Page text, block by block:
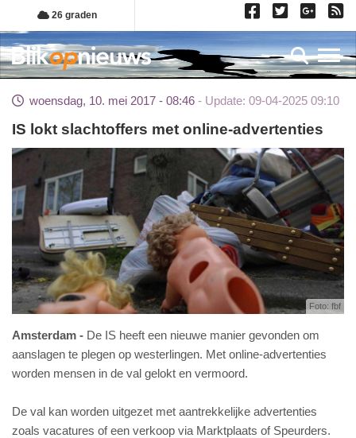
Overslaan
en
naar
de
gaan
26 graden
woensdag, 10. mei 2017 - 08:46 Update: 09-04-2025 09:10
IS lokt slachtoffers met online-advertenties
Foto: fbf
Amsterdam
De IS heeft een nieuwe manier gevonden om
aanslagen te plegen op westerlingen. Met online-advertenties
worden mensen in de val gelokt en vermoord.
De val kan worden uitgezet met aantrekkelijke advertenties
zoals vacatures of een verkoop via Marktplaats of Speurders.